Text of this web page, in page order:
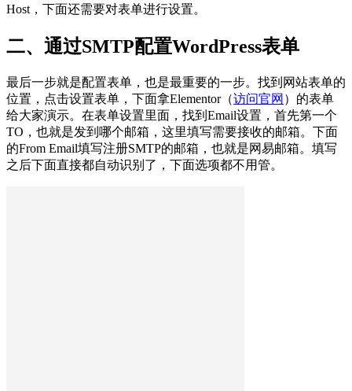
Host，下面还需要对表单进行设置。
二、通过SMTP配置WordPress表单
最后一步就是配置表单，也是最重要的一步。找到网站表单的
位置，点击设置表单，下面拿Elementor（访问官网 ）的表单
给大家演示。在表单设置里面，找到Email设置，首先第一个
TO，也就是发到哪个邮箱，这里填写需要接收的邮箱。下面
的From Email填写注册SMTP的邮箱，也就是网易邮箱。填写
之后下面直接都自动识别了，下面选项都不用管。